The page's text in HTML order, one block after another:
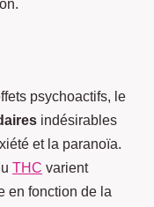
psychoactifs, le
indésirables
et la paranoïa.
THC varient
en fonction de la